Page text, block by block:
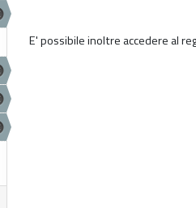
E' possibile inoltre accedere al